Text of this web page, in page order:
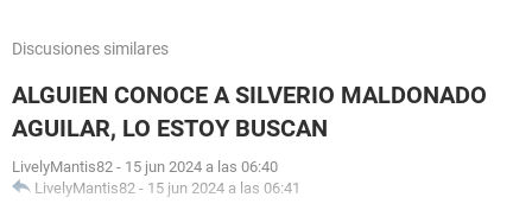
Discusiones similares
ALGUIEN CONOCE A SILVERIO MALDONADO
AGUILAR, LO ESTOY BUSCAN
LivelyMantis82 - 15 jun 2024 a las 06:40
LivelyMantis82 - 15 jun 2024 a las 06:41